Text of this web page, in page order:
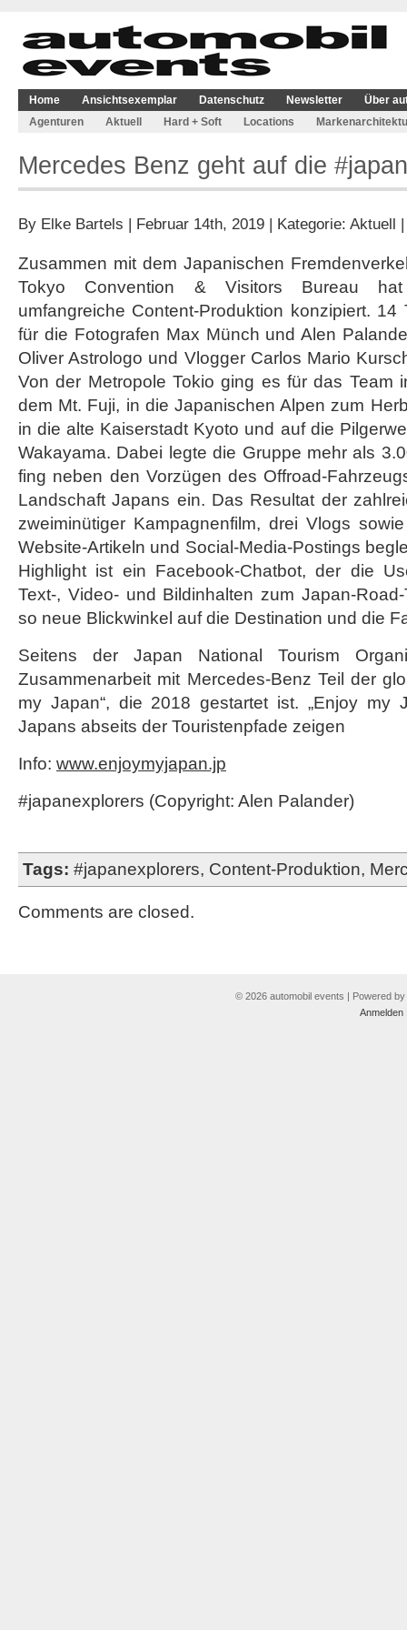
Home Ansichtsexemplar Datenschutz Newsletter
Über
Agenturen
Aktuell Hard + Soft Locations
Mercedes Benz geht auf die
By Elke Bartels | Februar 14th, 2019 | Kategorie: Aktuell
Zusammen mit dem Japanischen
Tokyo Convention & Visitors Bureau hat
umfangreiche Content-Produktion konzipiert.
für die Fotografen Max Münch und Alen
Oliver Astrologo und Vlogger Carlos Mario
Von der Metropole Tokio ging es für das Team
dem Mt. Fuji, in die Japanischen Alpen zum
in die alte Kaiserstadt Kyoto und auf die
Wakayama. Dabei legte die Gruppe mehr als
fing neben den Vorzügen des Offroad-
Landschaft Japans ein. Das Resultat der
zweiminütiger Kampagnenfilm, drei Vlogs
Website-Artikeln und Social-Media-Postings
Highlight ist ein Facebook-Chatbot, der die
Text-, Video- und Bildinhalten zum Japan-
so neue Blickwinkel auf die Destination und die
Seitens der Japan National Tourism
Zusammenarbeit mit Mercedes-Benz Teil der
my Japan“, die 2018 gestartet ist. „Enjoy my
Japans abseits der Touristenpfade zeigen
Info: www.enjoymyjapan.jp
#japanexplorers (Copyright: Alen Palander)
Tags: #japanexplorers, Content-Produktion,
Comments are closed.
© 2026 automobil events | Powered by
Anmelden|